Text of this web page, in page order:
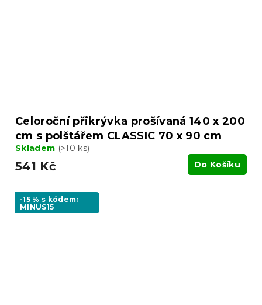
Celoroční přikrývka prošívaná 140 x 200
cm s polštářem CLASSIC 70 x 90 cm
Skladem (>10 ks)
541 Kč Do Košíku
-15 % s kódem:
MINUS15